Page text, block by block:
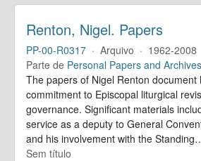
Renton, Nigel. Papers
PP-00-R0317 · Arquivo · 1962-2008
Parte de Personal Papers and Archives
The papers of Nigel Renton document
commitment to Episcopal liturgical
governance. Significant materials
service as a deputy to General
and his involvement with the Standing
Sem título